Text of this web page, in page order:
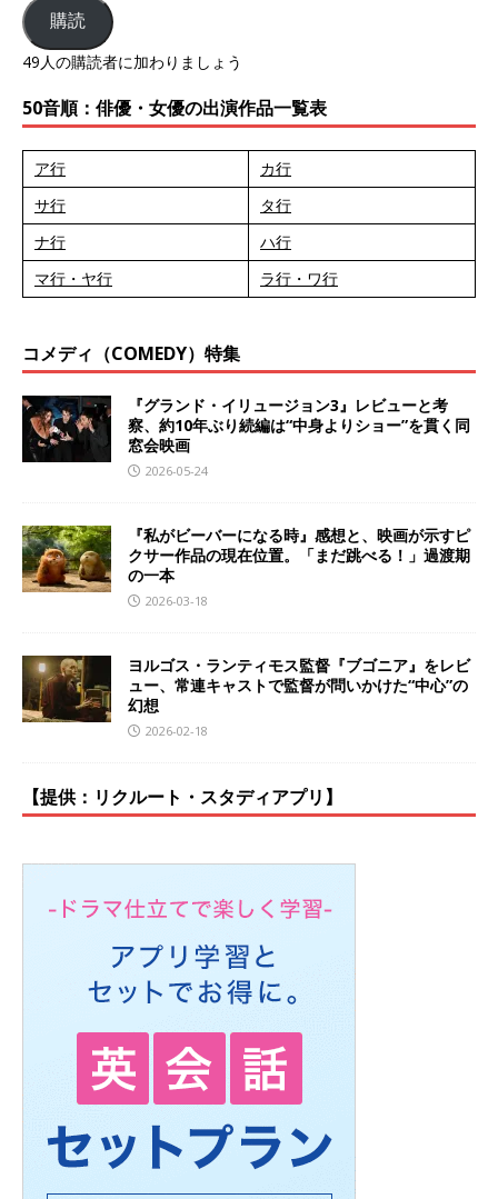
購読
49人の購読者に加わりましょう
50音順：俳優・女優の出演作品一覧表
ア行
カ行
サ行
タ行
ナ行
ハ行
マ行・ヤ行
ラ行・ワ行
コメディ（COMEDY）特集
『グランド・イリュージョン3』レビューと考
察、約10年ぶり続編は“中身よりショー”を貫く同
窓会映画
2026-05-24
『私がビーバーになる時』感想と、映画が示すピ
クサー作品の現在位置。「まだ跳べる！」過渡期
の一本
2026-03-18
ヨルゴス・ランティモス監督『ブゴニア』をレビ
ュー、常連キャストで監督が問いかけた“中心”の
幻想
2026-02-18
【提供：リクルート・スタディアプリ】